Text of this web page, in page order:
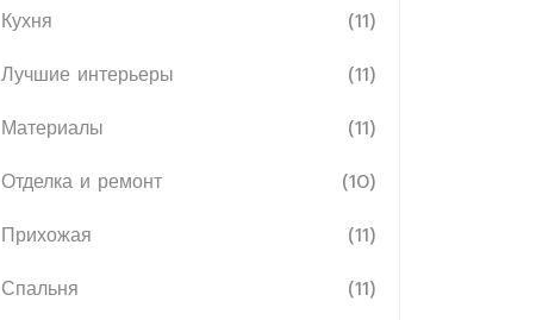
Кухня
(11)
Лучшие интерьеры
(11)
Материалы
(11)
Отделка и ремонт
(10)
Прихожая
(11)
Спальня
(11)